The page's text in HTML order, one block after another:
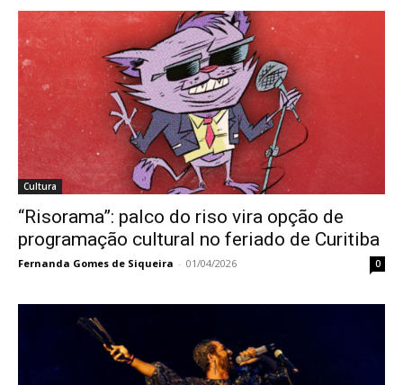
Cultura
“Risorama”: palco do riso vira opção de
programação cultural no feriado de Curitiba
Fernanda Gomes de Siqueira - 01/04/2026 0